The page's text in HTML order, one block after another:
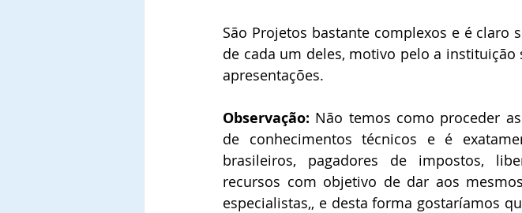
São Projetos bastante complexos e é claro
de cada um deles, motivo pelo a
apresentações.
Observação: Não temos como proceder
de conhecimentos técnicos e é
brasileiros, pagadores de impostos,
recursos com objetivo de dar aos
especialistas,, e desta forma gostaríamos